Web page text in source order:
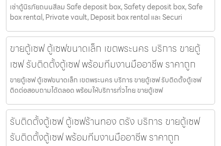
เช่าตู้นิรภัยถนนสีลม Safe deposit box, Safety deposit box, Safe
box rental, Private vault, Deposit box rental และ Securi
ขายตู้เซฟ ตู้เซฟขนาดเล็ก เขตพระนคร บริการ ขายตู้
เซฟ รับติดตั้งตู้เซฟ พร้อมทีมงานมืออาชีพ ราคาถูก
ขายตู้เซฟ ตู้เซฟขนาดเล็ก เขตพระนคร บริการ ขายตู้เซฟ รับติดตั้งตู้เซฟ
ติดต่อสอบถามได้ตลอด พร้อมให้บริการทั่วไทย ขายตู้เซฟ
รับติดตั้งตู้เซฟ ตู้เซฟร้านทอง ตรัง บริการ ขายตู้เซฟ
รับติดตั้งตู้เซฟ พร้อมทีมงานมืออาชีพ ราคาถูก